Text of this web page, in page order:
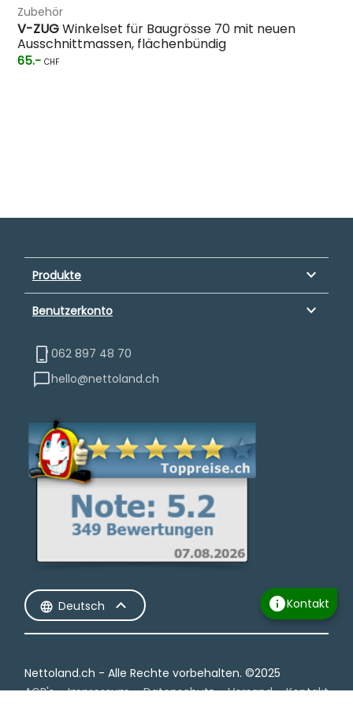
Zubehör
V-ZUGWinkelset für Baugrösse 70 mit neuen
Ausschnittmassen, flächenbündig
65.- CHF
Produkte keyboard_arrow_down
Benutzerkonto keyboard_arrow_down
062 897 48 70
hello@nettoland.ch
Deutsch
Nettoland.ch - Alle Rechte vorbehalten.​ ©2025
AGB's
Impressum Datenschutz Versand Kontakt
infoKontakt